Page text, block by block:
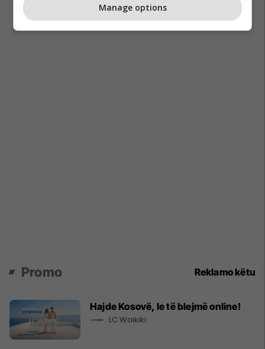
Promo Reklamo këtu
Hajde Kosovë, le të blejmë online!
LC Waikiki
Manage options